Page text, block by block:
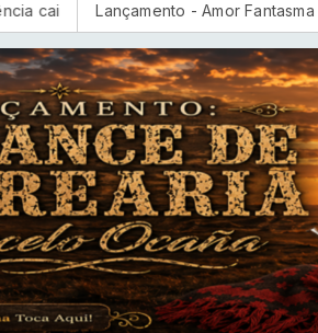
- Amor Fantasma - Tche Chaleira